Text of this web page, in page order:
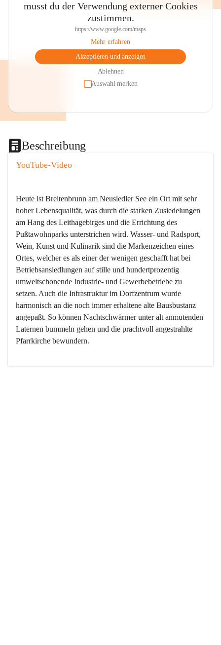
musst du der Verwendung externer Cookies
zustimmen.
https://www.google.com/maps
Mehr erfahren
Akzeptieren und anzeigen
Ablehnen
Auswahl merken
Beschreibung
YouTube-Video
Heute ist Breitenbrunn am Neusiedler See ein Ort mit sehr
hoher Lebensqualität, was durch die starken Zusiedelungen
am Hang des Leithagebirges und die Errichtung des
Pußtawohnparks unterstrichen wird. Wasser- und Radsport,
Wein, Kunst und Kulinarik sind die Markenzeichen eines
Ortes, welcher es als einer der wenigen geschafft hat bei
Betriebsansiedlungen auf stille und hundertprozentig
umweltschonende Industrie- und Gewerbebetriebe zu
setzen. Auch die Infrastruktur im Dorfzentrum wurde
harmonisch an die noch immer erhaltene alte Bausbustanz
angepaßt. So können Nachtschwärmer unter alt anmutenden
Laternen bummeln gehen und die prachtvoll angestrahlte
Pfarrkirche bewundern.
Der Weinbau dominert heute nicht mehr, ist aber integrativer